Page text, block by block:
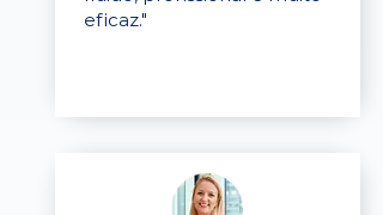
eficaz."